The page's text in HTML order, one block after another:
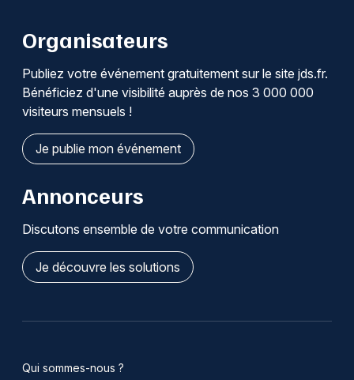
Organisateurs
Publiez votre événement gratuitement sur le site jds.fr.
Bénéficiez d'une visibilité auprès de nos 3 000 000
visiteurs mensuels !
Je publie mon événement
Annonceurs
Discutons ensemble de votre communication
Je découvre les solutions
Qui sommes-nous ?